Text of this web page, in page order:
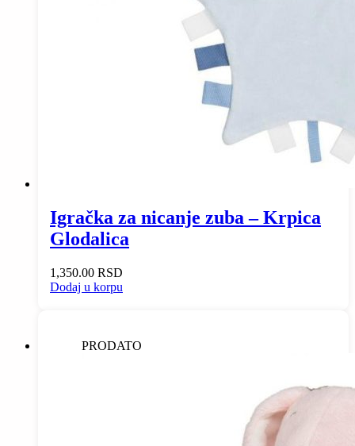
Igračka za nicanje zuba – Krpica
Glodalica
1,350.00 RSD
Dodaj u korpu
PRODATO